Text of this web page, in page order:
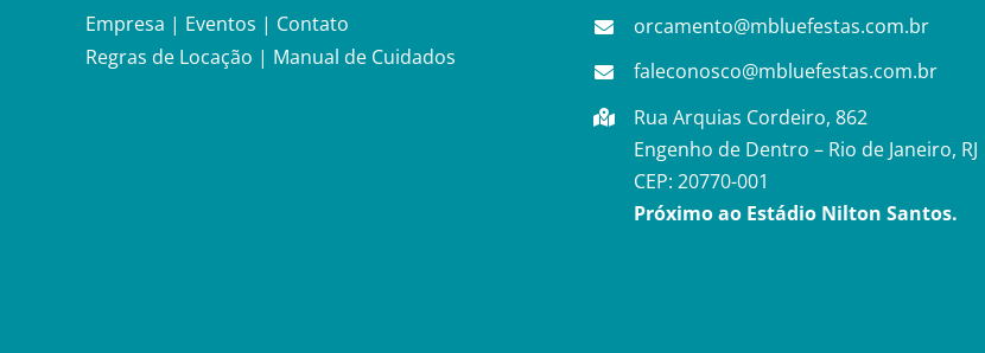
Empresa | Eventos | Contato
Regras de Locação | Manual de Cuidados
orcamento@mbluefestas.com.br
faleconosco@mbluefestas.com.br
Rua Arquias Cordeiro, 862
Engenho de Dentro – Rio de Janeiro, RJ
CEP: 20770-001
Próximo ao Estádio Nilton Santos.